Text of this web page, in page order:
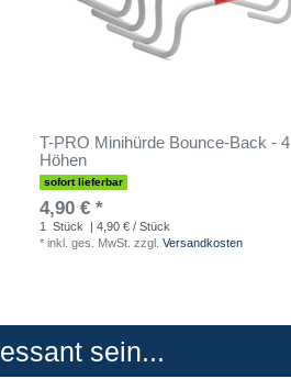
T-PRO Minihürde Bounce-Back - 4
Höhen
sofort lieferbar
4,90 € *
1 Stück
| 4,90 € / Stück
* inkl. ges. MwSt. zzgl. Versandkosten
sein...